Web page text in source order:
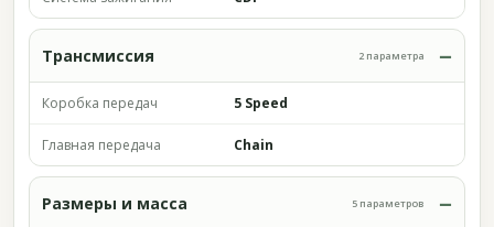
Трансмиссия 2 параметра
Коробка передач 5 Speed
Главная передача Chain
Размеры и масса 5 параметров